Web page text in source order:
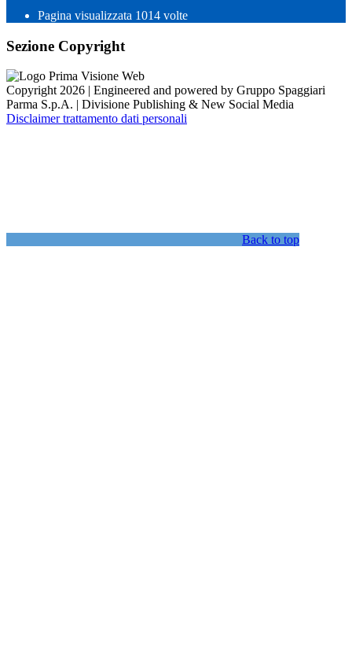
Pagina visualizzata 1014 volte
Sezione Copyright
Copyright 2026 | Engineered and powered by Gruppo Spaggiari
Parma S.p.A. | Divisione Publishing & New Social Media
Disclaimer trattamento dati personali
Back to top